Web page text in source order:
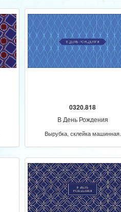
0320.818
В День Рождения
Вырубка, склейка машинная.